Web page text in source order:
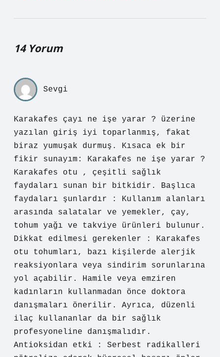
14 Yorum
Sevgi
Karakafes çayı ne işe yarar ? üzerine
yazılan giriş iyi toparlanmış, fakat
biraz yumuşak durmuş. Kısaca ek bir
fikir sunayım: Karakafes ne işe yarar ?
Karakafes otu , çeşitli sağlık
faydaları sunan bir bitkidir. Başlıca
faydaları şunlardır : Kullanım alanları
arasında salatalar ve yemekler, çay,
tohum yağı ve takviye ürünleri bulunur.
Dikkat edilmesi gerekenler : Karakafes
otu tohumları, bazı kişilerde alerjik
reaksiyonlara veya sindirim sorunlarına
yol açabilir. Hamile veya emziren
kadınların kullanmadan önce doktora
danışmaları önerilir. Ayrıca, düzenli
ilaç kullananlar da bir sağlık
profesyoneline danışmalıdır.
Antioksidan etki : Serbest radikalleri